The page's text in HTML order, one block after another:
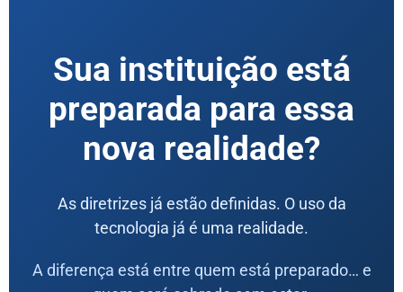
Sua instituição está
preparada para essa
nova realidade?
As diretrizes já estão definidas. O uso da
tecnologia já é uma realidade.
A diferença está entre quem está preparado… e